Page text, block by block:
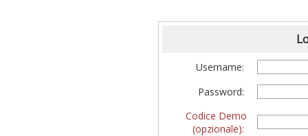
Username:
Password:
Codice Demo
(opzionale):